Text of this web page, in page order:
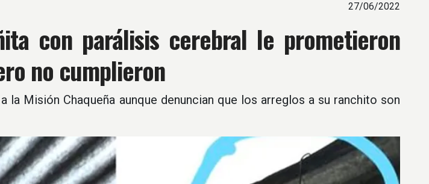
27/06/2022
con parálisis cerebral le prometieron
no cumplieron
la Misión Chaqueña aunque denuncian que los arreglos a su ranchito son